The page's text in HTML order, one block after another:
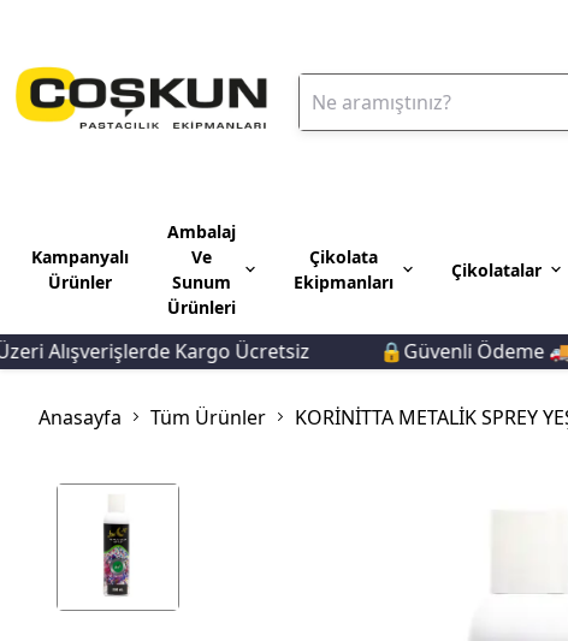
Kampanyalı
Ürünler
Ambalaj
Ve
Sunum
Ürünleri
Çikolata
Ekipmanları
Çikolatalar
Alışverişlerde Kargo Ücretsiz 🔒Güvenli Ödeme
Anasayfa Tüm Ürünler KORİNİTTA METALİK SPREY